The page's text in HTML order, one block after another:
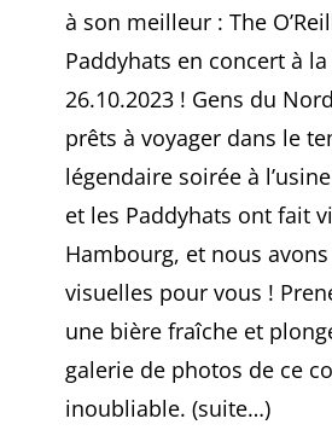
à son meilleur : The
Paddyhats en concert à
26.10.2023 ! Gens du
prêts à voyager dans le
légendaire soirée à l’usine
et les Paddyhats ont fait
Hambourg, et nous
visuelles pour vous !
une bière fraîche et
galerie de photos de ce
inoubliable. (suite…)